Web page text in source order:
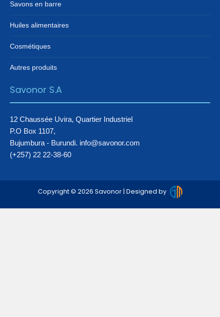
Savons en barre
Huiles alimentaires
Cosmétiques
Autres produits
Savonor S.A
12 Chaussée Uvira, Quartier Industriel
P.O Box 1107,
Bujumbura - Burundi. info@savonor.com
(+257) 22 22-38-60
Copyright © 2026 Savonor | Designed by